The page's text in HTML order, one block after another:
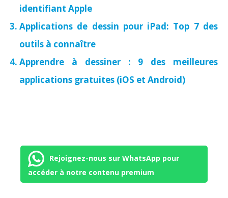
identifiant Apple
Applications de dessin pour iPad: Top 7 des
outils à connaître
Apprendre à dessiner : 9 des meilleures
applications gratuites (iOS et Android)
Rejoignez-nous sur WhatsApp pour
accéder à notre contenu premium